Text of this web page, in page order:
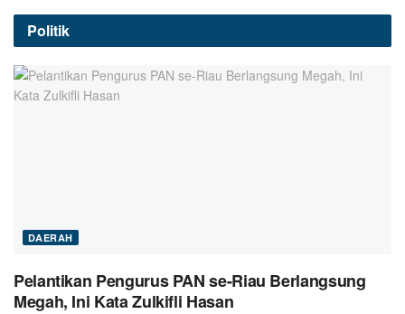
Politik
DAERAH
Pelantikan Pengurus PAN se-Riau Berlangsung
Megah, Ini Kata Zulkifli Hasan